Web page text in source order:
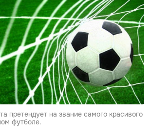
претендует на звание самого красивого
футболе.